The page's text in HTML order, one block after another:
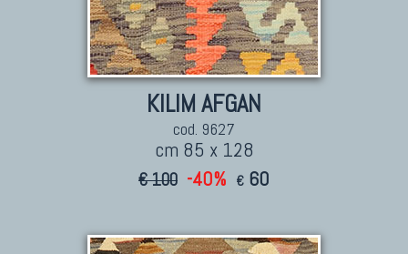
KILIM AFGAN
cod. 9627
cm 85 x 128
€ 100 -40% € 60